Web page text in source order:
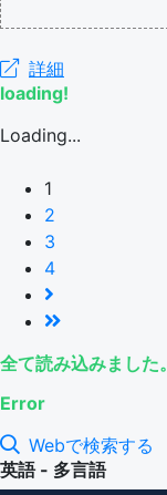
詳細
loading!
Loading...
1
2
3
4
全て読み込みました。
Error
Webで検索する
英語 - 多言語